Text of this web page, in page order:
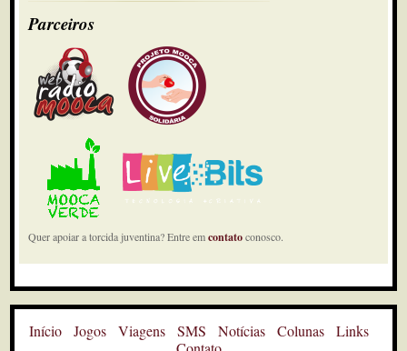
Parceiros
Quer apoiar a torcida juventina? Entre emcontatoconosco.
Início Jogos Viagens SMS Notícias Colunas
Links